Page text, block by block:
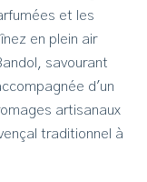
et les
en plein air
savourant
d'un
artisanaux
traditionnel à